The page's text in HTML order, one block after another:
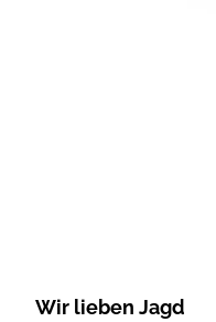
Wir lieben Jagd